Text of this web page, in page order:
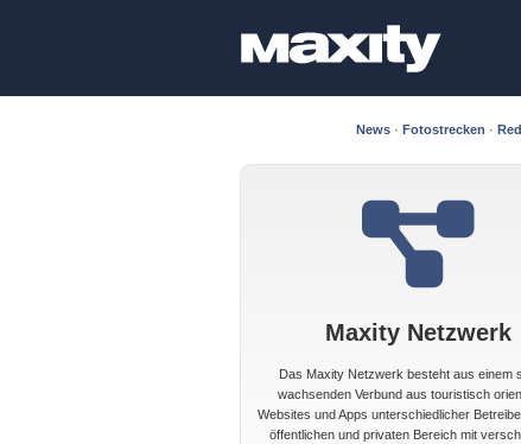
News · Fotostrecken ·
Maxity Netzwerk
Das Maxity Netzwerk besteht aus einem
wachsenden Verbund aus touristisch
Websites und Apps unterschiedlicher
öffentlichen und privaten Bereich mit